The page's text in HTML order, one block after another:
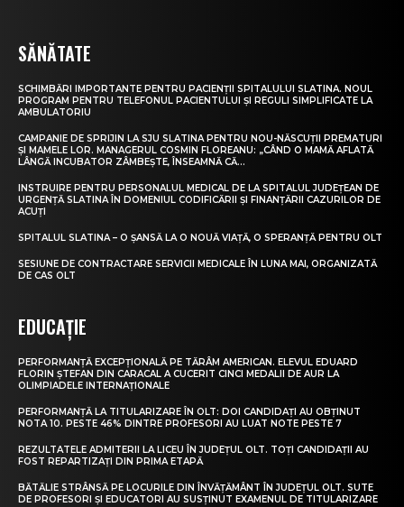
SĂNĂTATE
SCHIMBĂRI IMPORTANTE PENTRU PACIENȚII SPITALULUI SLATINA. NOUL
PROGRAM PENTRU TELEFONUL PACIENTULUI ȘI REGULI SIMPLIFICATE LA
AMBULATORIU
CAMPANIE DE SPRIJIN LA SJU SLATINA PENTRU NOU-NĂSCUȚII PREMATURI
ȘI MAMELE LOR. MANAGERUL COSMIN FLOREANU: „CÂND O MAMĂ AFLATĂ
LÂNGĂ INCUBATOR ZÂMBEȘTE, ÎNSEAMNĂ CĂ...
INSTRUIRE PENTRU PERSONALUL MEDICAL DE LA SPITALUL JUDEȚEAN DE
URGENȚĂ SLATINA ÎN DOMENIUL CODIFICĂRII ȘI FINANȚĂRII CAZURILOR DE
ACUȚI
SPITALUL SLATINA – O ȘANSĂ LA O NOUĂ VIAȚĂ, O SPERANȚĂ PENTRU OLT
SESIUNE DE CONTRACTARE SERVICII MEDICALE ÎN LUNA MAI, ORGANIZATĂ
DE CAS OLT
EDUCAȚIE
PERFORMANȚĂ EXCEPȚIONALĂ PE TĂRÂM AMERICAN. ELEVUL EDUARD
FLORIN ȘTEFAN DIN CARACAL A CUCERIT CINCI MEDALII DE AUR LA
OLIMPIADELE INTERNAȚIONALE
PERFORMANȚĂ LA TITULARIZARE ÎN OLT: DOI CANDIDAȚI AU OBȚINUT
NOTA 10. PESTE 46% DINTRE PROFESORI AU LUAT NOTE PESTE 7
REZULTATELE ADMITERII LA LICEU ÎN JUDEȚUL OLT. TOȚI CANDIDAȚII AU
FOST REPARTIZAȚI DIN PRIMA ETAPĂ
BĂTĂLIE STRÂNSĂ PE LOCURILE DIN ÎNVĂȚĂMÂNT ÎN JUDEȚUL OLT. SUTE
DE PROFESORI ȘI EDUCATORI AU SUSȚINUT EXAMENUL DE TITULARIZARE